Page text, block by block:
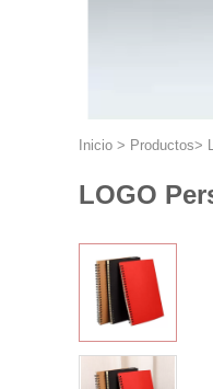
Inicio > Productos>
LOGO